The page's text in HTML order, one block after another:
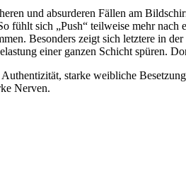
und absurderen Fällen am
fühlt sich „Push“ teilweise mehr
Besonders zeigt sich letztere in
einer ganzen Schicht spüren.
starke weibliche
Nerven.